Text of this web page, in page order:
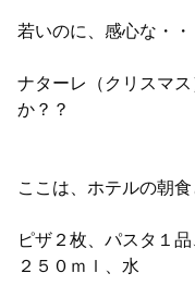
若いのに、感心な・・
ナターレ（クリスマ
か？？
ここは、ホテルの朝
ピザ２枚、パスタ１
２５０ｍｌ、水